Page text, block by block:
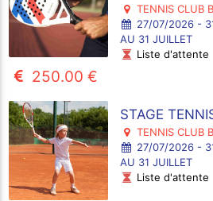
TENNIS CLUB
27/07/2026 -
AU 31 JUILLET
Liste d'attente
250.00 €
STAGE
TENNIS CLUB
27/07/2026 -
AU 31 JUILLET
Liste d'attente